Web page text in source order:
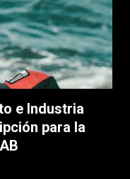
e Industria
para la